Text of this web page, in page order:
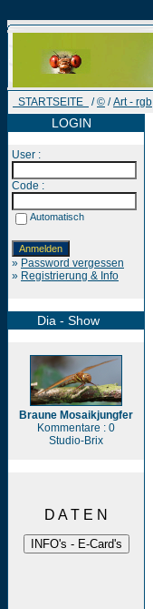
STARTSEITE /© /Art - rgb
LOGIN
User :
Code :
Automatisch
» Password vergessen
» Registrierung & Info
Dia - Show
Braune Mosaikjungfer
Kommentare : 0
Studio-Brix
D A T E N